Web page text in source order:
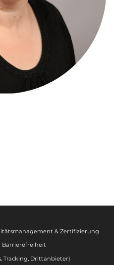
& Zertifizierung
Barrierefreiheit
Tracking, Drittanbieter)